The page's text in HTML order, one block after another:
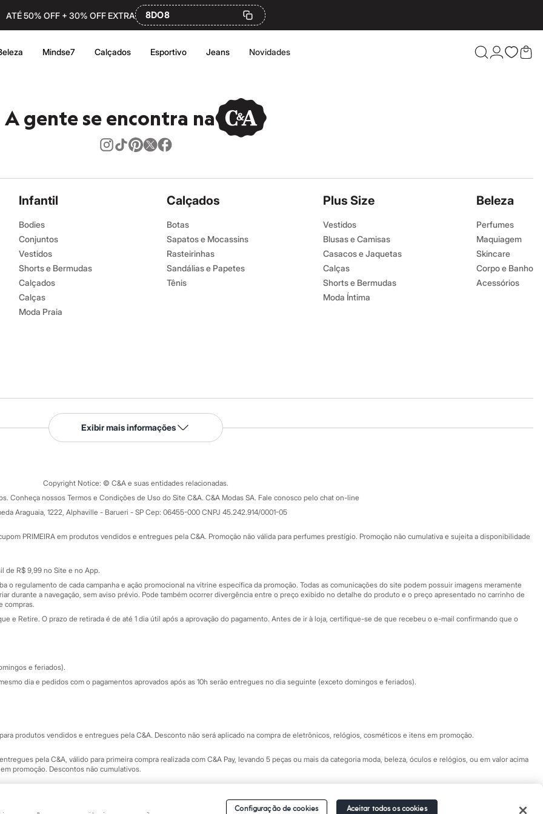
ATÉ 50% OFF + 30% OFF EXTRA 8DO8
Mindse7 Calçados Esportivo Jeans Novidades
Confira
A gente se encontra na
Infantil
Bodies
Conjuntos
Vestidos
Shorts e Bermudas
Calçados
Calças
Moda Praia
Calçados
Botas
Sapatos e Mocassins
Rasteirinhas
Sandálias e Papetes
Tênis
Plus Size
Vestidos
Blusas e Camisas
Casacos e Jaquetas
Calças
Shorts e Bermudas
Moda Íntima
Beleza
Perfumes
Maquiagem
Skincare
Corpo e Banho
Acessórios
Serviços
Tipos de serviços
Formas de pagamento
Todas as vantagens
Minha C&A
Cupons de desconto
Atendimento
Fale conosco
Central de ética
Eventos
Exibir mais informações
Copyright Notice: © C&A e suas entidades relacionadas.
Conheça nossos Termos e Condições de Uso do Site C&A. C&A Modas SA. Fale conosco pelo chat on-line
Araguaia, 1222, Alphaville - Barueri - SP Cep: 06455-000 CNPJ 45.242.914/0001-05
PRIMEIRA em produtos vendidos e entregues pela C&A. Promoção não válida para perfumes prestígio. Promoção não cumulativa e sujeita a disponibilidade
de R$ 9,99 no Site e no App.
o regulamento de cada campanha e ação promocional na vitrine específica da promoção. Todas as comunicações do site podem possuir imagens meramente
durante a navegação, sem aviso prévio. Pode também ocorrer divergência entre o preço exibido no detalhe do produto e o preço apresentado no carrinho de
compras.
e Retire. O prazo de retirada é de até 1 dia útil após a aprovação do pagamento. Antes de ir à loja, certifique-se de que recebeu o e-mail confirmando que o
e feriados).
dia e pedidos com o pagamentos aprovados após as 10h serão entregues no dia seguinte (exceto domingos e feriados).
produtos vendidos e entregues pela C&A. Desconto não será aplicado na compra de eletrônicos, relógios, cosméticos e itens em promoção.
pela C&A, válido para primeira compra realizada com C&A Pay, levando 5 peças ou mais da categoria moda, beleza, óculos e relógios, ou em valor acima
promoção. Descontos não cumulativos.
Configuração de cookies Aceitar todos os cookies